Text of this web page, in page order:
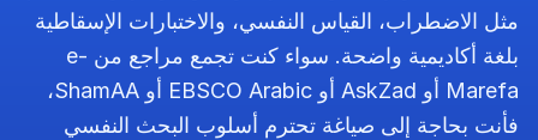
مثل الاضطراب، القياس النفسي، والاختبارات الإسقاطية
بلغة أكاديمية واضحة. سواء كنت تجمع مراجع من e-
Marefa أو AskZad أو EBSCO Arabic أو ShamAA،
فأنت بحاجة إلى صياغة تحترم أسلوب البحث النفسي